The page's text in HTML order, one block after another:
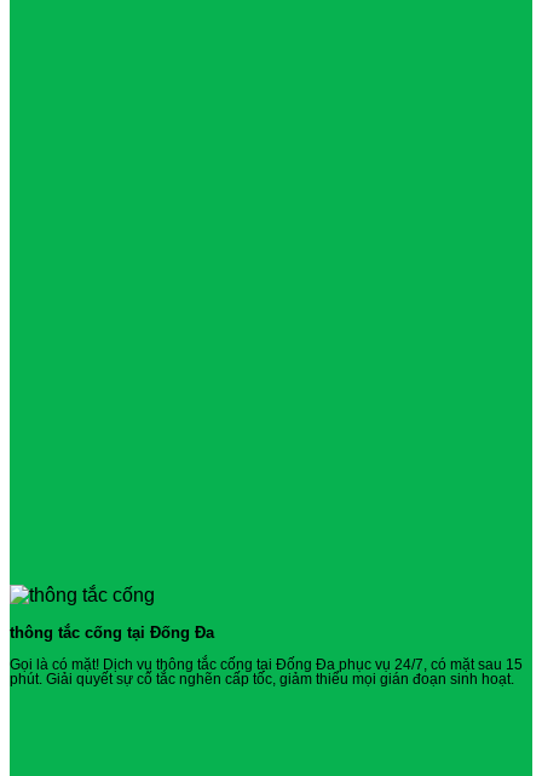
thông tắc cống tại Đống Đa
Gọi là có mặt! Dịch vụ thông tắc cống tại Đống Đa phục vụ 24/7, có mặt sau 15
phút. Giải quyết sự cố tắc nghẽn cấp tốc, giảm thiểu mọi gián đoạn sinh hoạt.